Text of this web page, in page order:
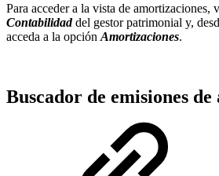
Para acceder a la vista de amortizaciones,
Contabilidaddel gestor patrimonial y,
acceda a la opción Amortizaciones.
Buscador de emisiones